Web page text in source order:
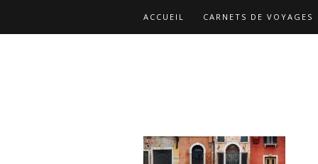
ACCUEIL CARNETS DE VOYAGES